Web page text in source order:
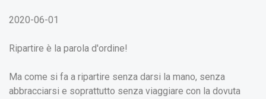
2020-06-01
Ripartire è la parola d'ordine!
Ma come si fa a ripartire senza darsi la mano, senza
abbracciarsi e soprattutto senza viaggiare con la dovuta